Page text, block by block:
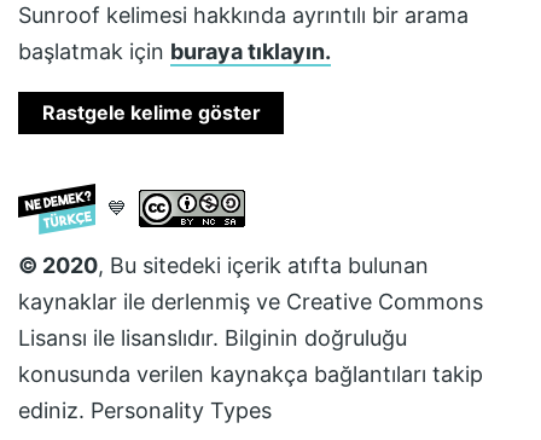
Sunroof kelimesi hakkında ayrıntılı bir arama
başlatmak için buraya tıklayın.
Rastgele kelime göster
💙
© 2020, Bu sitedeki içerik atıfta bulunan
kaynaklar ile derlenmiş ve Creative Commons
Lisansı ile lisanslıdır. Bilginin doğruluğu
konusunda verilen kaynakça bağlantıları takip
ediniz. Personality Types